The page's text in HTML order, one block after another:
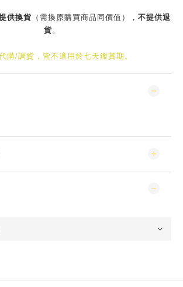
供換貨 （需換原購買商品同價值）， 不提供退
貨。
購/調貨，皆不適用於七天鑑賞期。